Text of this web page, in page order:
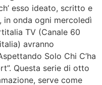
esso ideato, scritto e
in onda ogni mercoledì
TV (Canale 60
avranno
Solo Chi C’ha
Questa serie di otto
serve come